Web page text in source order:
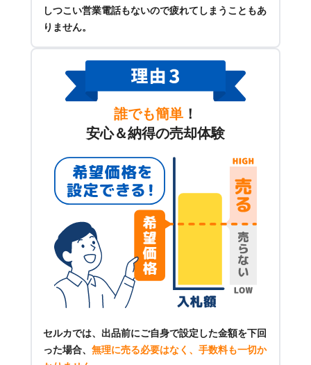
しつこい営業電話もないので疲れてしまうこともあ
りません。
誰でも簡単 ！
安心＆納得の売却体験
セルカでは、出品前にご自身で設定した金額を下回
った場合、 無理に売る必要はなく、手数料も一切か